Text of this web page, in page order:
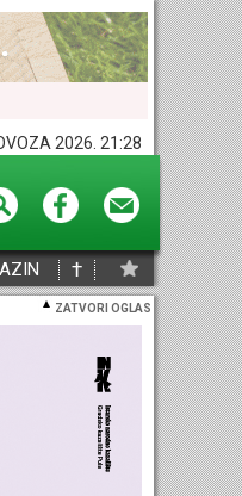
2026. 21:28
†
ZATVORI OGLAS